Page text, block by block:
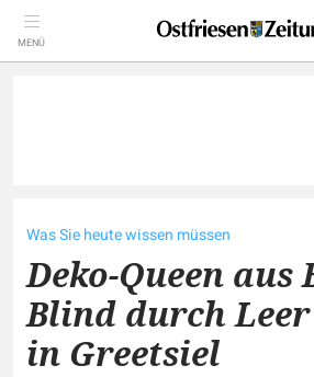
MENÜ
Was Sie heute wissen müssen
Deko-Queen aus
Blind durch
in Greetsiel